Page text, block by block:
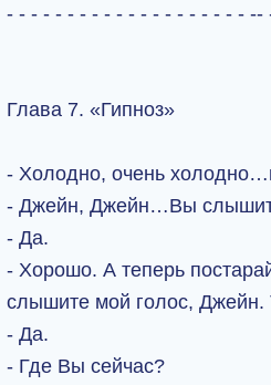
- - - - - - - - - - - - - - - - - - - -
Глава 7. «Гипноз»
- Холодно, очень
- Джейн, Джейн…Вы
- Да.
- Хорошо. А теперь
слышите мой голос, Джейн.
- Да.
- Где Вы сейчас?